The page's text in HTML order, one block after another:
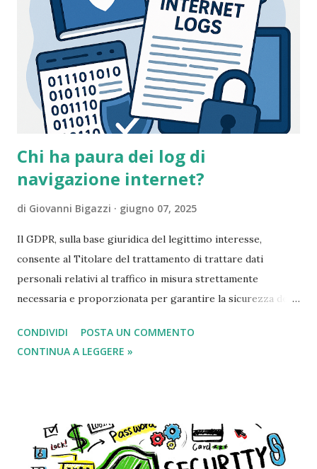
Chi ha paura dei log di
navigazione internet?
di Giovanni Bigazzi giugno 07, 2025
Il GDPR, sulla base giuridica del legittimo interesse,
consente al Titolare del trattamento di trattare dati
personali relativi al traffico in misura strettamente
necessaria e proporzionata per garantire la sicurezza delle
prevenzione delle frodi (Considerando 47). In questo
contesto, è possibile conservare all’interno di apparati
dettagli tecnici, tali log sono strumenti fondamentali per i
tecnici informatici, ad esempio per ricostruire la dinamica
CONDIVIDI
POSTA UN COMMENTO
CONTINUA A LEGGERE »